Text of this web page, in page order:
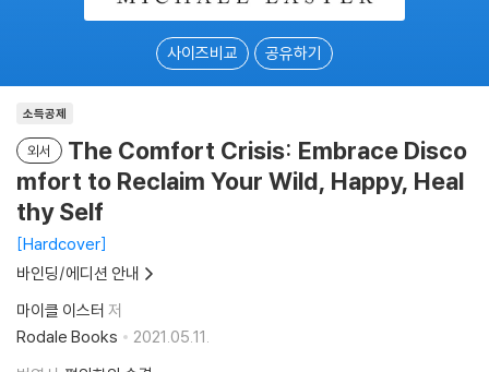
사이즈비교 공유하기
소득공제
외서
The Comfort Crisis: Embrace Disco
mfort to Reclaim Your Wild, Happy, Heal
thy Self
Hardcover
바인딩/에디션 안내
마이클 이스터 저
Rodale Books
2021.05.11.